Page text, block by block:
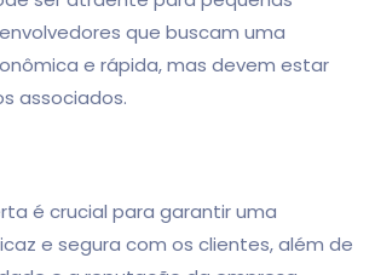
que buscam uma
e rápida, mas devem estar
associados.
é crucial para garantir uma
e segura com os clientes, além de